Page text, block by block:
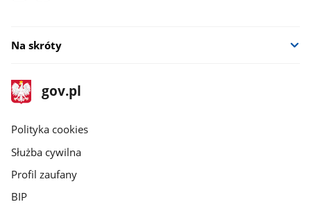
Na skróty
stopka
gov.pl
Strona
gov.pl
gov.pl
Polityka cookies
Służba cywilna
Profil zaufany
BIP